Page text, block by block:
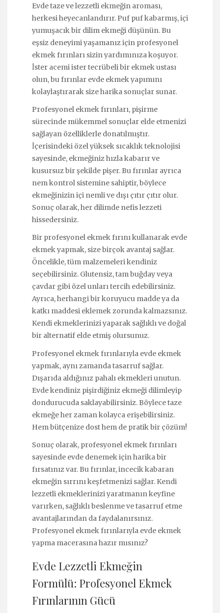
Evde taze ve lezzetli ekmeğin aroması,
herkesi heyecanlandırır. Puf puf kabarmış, içi
yumuşacık bir dilim ekmeği düşünün. Bu
eşsiz deneyimi yaşamanız için profesyonel
ekmek fırınları sizin yardımınıza koşuyor.
İster acemi ister tecrübeli bir ekmek ustası
olun, bu fırınlar evde ekmek yapımını
kolaylaştırarak size harika sonuçlar sunar.
Profesyonel ekmek fırınları, pişirme
sürecinde mükemmel sonuçlar elde etmenizi
sağlayan özelliklerle donatılmıştır.
İçerisindeki özel yüksek sıcaklık teknolojisi
sayesinde, ekmeğiniz hızla kabarır ve
kusursuz bir şekilde pişer. Bu fırınlar ayrıca
nem kontrol sistemine sahiptir, böylece
ekmeğinizin içi nemli ve dışı çıtır çıtır olur.
Sonuç olarak, her dilimde nefis lezzeti
hissedersiniz.
Bir profesyonel ekmek fırını kullanarak evde
ekmek yapmak, size birçok avantaj sağlar.
Öncelikle, tüm malzemeleri kendiniz
seçebilirsiniz. Glutensiz, tam buğday veya
çavdar gibi özel unları tercih edebilirsiniz.
Ayrıca, herhangi bir koruyucu madde ya da
katkı maddesi eklemek zorunda kalmazsınız.
Kendi ekmeklerinizi yaparak sağlıklı ve doğal
bir alternatif elde etmiş olursunuz.
Profesyonel ekmek fırınlarıyla evde ekmek
yapmak, aynı zamanda tasarruf sağlar.
Dışarıda aldığınız pahalı ekmekleri unutun.
Evde kendiniz pişirdiğiniz ekmeği dilimleyip
dondurucuda saklayabilirsiniz. Böylece taze
ekmeğe her zaman kolayca erişebilirsiniz.
Hem bütçenize dost hem de pratik bir çözüm!
Sonuç olarak, profesyonel ekmek fırınları
sayesinde evde denemek için harika bir
fırsatınız var. Bu fırınlar, incecik kabaran
ekmeğin sırrını keşfetmenizi sağlar. Kendi
lezzetli ekmeklerinizi yaratmanın keyfine
varırken, sağlıklı beslenme ve tasarruf etme
avantajlarından da faydalanırsınız.
Profesyonel ekmek fırınlarıyla evde ekmek
yapma macerasına hazır mısınız?
Evde Lezzetli Ekmeğin
Formülü: Profesyonel Ekmek
Fırınlarının Gücü